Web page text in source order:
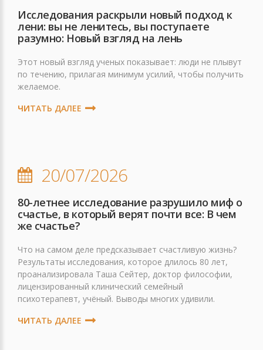
Исследования раскрыли новый подход к
лени: вы не ленитесь, вы поступаете
разумно: Новый взгляд на лень
Этот новый взгляд ученых показывает: люди не плывут
по течению, прилагая минимум усилий, чтобы получить
желаемое.
ЧИТАТЬ ДАЛЕЕ
20/07/2026
80-летнее исследование разрушило миф о
счастье, в который верят почти все: В чем
же счастье?
Что на самом деле предсказывает счастливую жизнь?
Результаты исследования, которое длилось 80 лет,
проанализировала Таша Сейтер, доктор философии,
лицензированный клинический семейный
психотерапевт, учёный. Выводы многих удивили.
ЧИТАТЬ ДАЛЕЕ